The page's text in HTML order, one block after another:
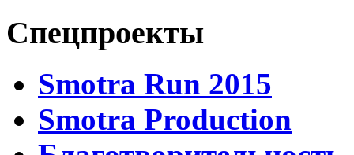
Спецпроекты
Smotra Run 2015
Smotra Production